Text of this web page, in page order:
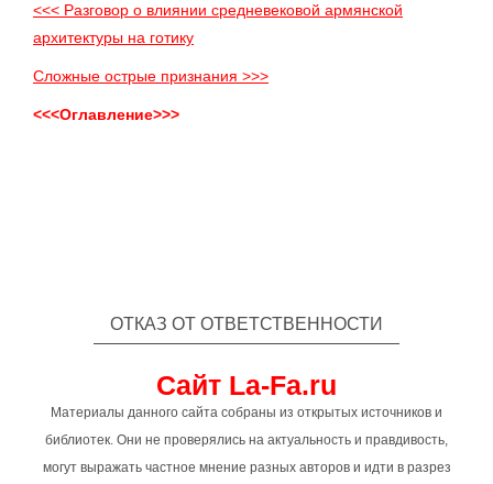
<<< Разговор о влиянии средневековой армянской
архитектуры на готику
Сложные острые признания >>>
<<<Оглавление>>>
ОТКАЗ ОТ ОТВЕТСТВЕННОСТИ
Сайт La-Fa.ru
Материалы данного сайта собраны из открытых источников и
библиотек. Они не проверялись на актуальность и правдивость,
могут выражать частное мнение разных авторов и идти в разрез